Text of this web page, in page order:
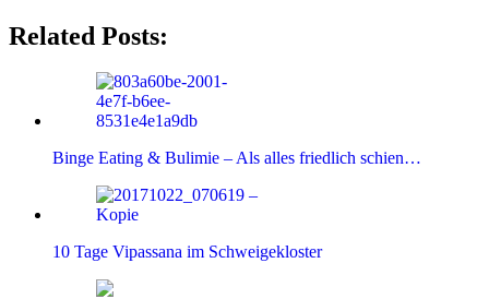
Related Posts:
Binge Eating & Bulimie – Als alles friedlich schien…
10 Tage Vipassana im Schweigekloster